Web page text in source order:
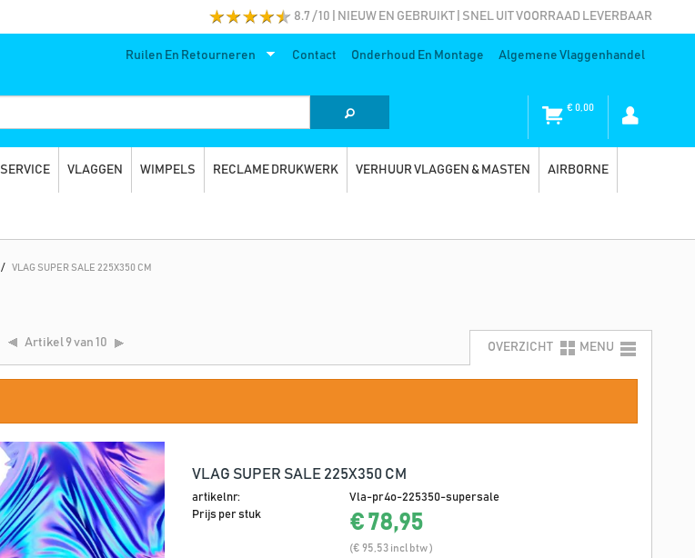
8.7 / 10 | NIEUW EN GEBRUIKT | SNEL UIT VOORRAAD LEVERBAAR
Ruilen En Retourneren Contact Onderhoud En Montage Algemene Vlaggenhandel
€0,00
SERVICE VLAGGEN WIMPELS RECLAME DRUKWERK VERHUUR VLAGGEN & MASTEN AIRBORNE
/ VLAG SUPER SALE 225X350 CM
Artikel 9 van 10 OVERZICHT MENU
VLAG SUPER SALE 225X350 CM
artikelnr:
Vla-pr4o-225350-supersale
Prijs per stuk
€ 78,95
(€ 95,53 incl btw )